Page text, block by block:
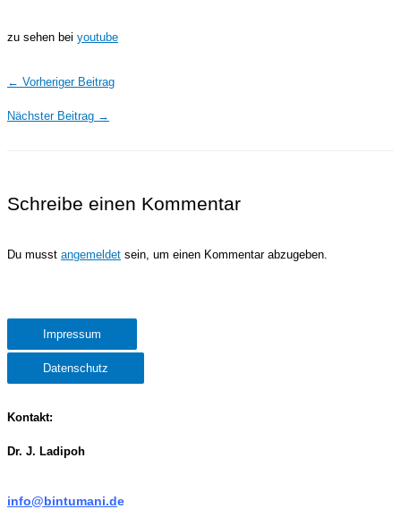
zu sehen bei youtube
← Vorheriger Beitrag
Nächster Beitrag →
Schreibe einen Kommentar
Du musst angemeldet sein, um einen Kommentar abzugeben.
Impressum
Datenschutz
Kontakt:
Dr. J. Ladipoh
info@bintumani.de